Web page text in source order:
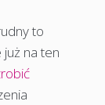
to
na ten